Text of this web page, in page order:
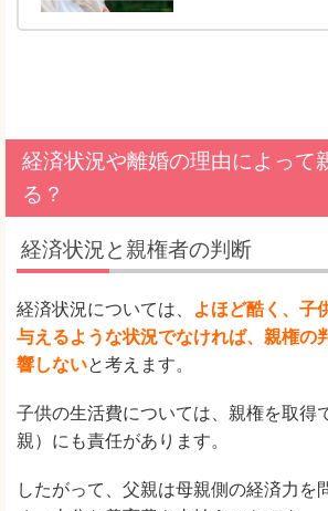
経済状況や離婚の理由によって
る？
経済状況と親権者の判断
経済状況については、
よほど酷く、子
与えるような状況でなければ、親権の
響しないと考えます。
子供の生活費については、親権を取得
親）にも責任があります。
したがって、父親は母親側の経済力を